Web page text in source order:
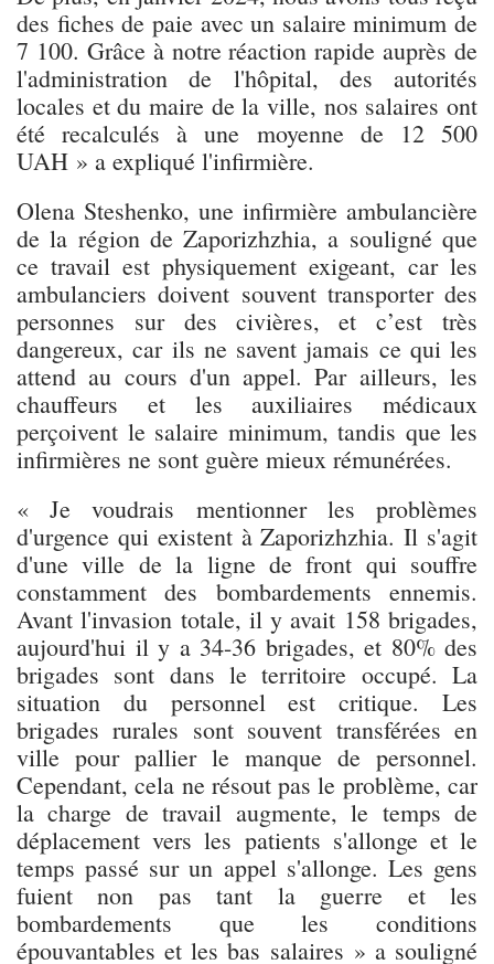
des fiches de paie avec un salaire minimum de
7 100. Grâce à notre réaction rapide auprès de
l'administration de l'hôpital, des autorités
locales et du maire de la ville, nos salaires ont
été recalculés à une moyenne de 12 500
UAH » a expliqué l'infirmière.
Olena Steshenko, une infirmière ambulancière
de la région de Zaporizhzhia, a souligné que
ce travail est physiquement exigeant, car les
ambulanciers doivent souvent transporter des
personnes sur des civières, et c’est très
dangereux, car ils ne savent jamais ce qui les
attend au cours d'un appel. Par ailleurs, les
chauffeurs et les auxiliaires médicaux
perçoivent le salaire minimum, tandis que les
infirmières ne sont guère mieux rémunérées.
« Je voudrais mentionner les problèmes
d'urgence qui existent à Zaporizhzhia. Il s'agit
d'une ville de la ligne de front qui souffre
constamment des bombardements ennemis.
Avant l'invasion totale, il y avait 158 brigades,
aujourd'hui il y a 34-36 brigades, et 80% des
brigades sont dans le territoire occupé. La
situation du personnel est critique. Les
brigades rurales sont souvent transférées en
ville pour pallier le manque de personnel.
Cependant, cela ne résout pas le problème, car
la charge de travail augmente, le temps de
déplacement vers les patients s'allonge et le
temps passé sur un appel s'allonge. Les gens
fuient non pas tant la guerre et les
bombardements que les conditions
épouvantables et les bas salaires » a souligné